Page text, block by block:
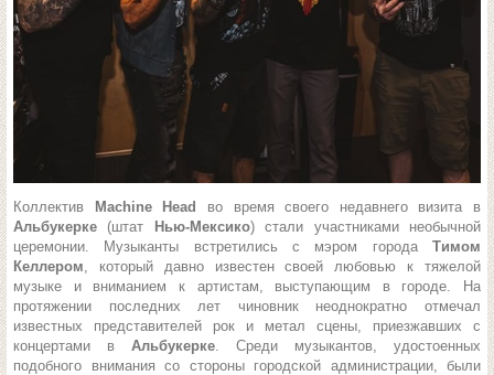
Коллектив Machine Head во время своего недавнего визита в
Альбукерке (штат Нью-Мексико) стали участниками необычной
церемонии. Музыканты встретились с мэром города Тимом
Келлером, который давно известен своей любовью к тяжелой
музыке и вниманием к артистам, выступающим в городе. На
протяжении последних лет чиновник неоднократно отмечал
известных представителей рок и метал сцены, приезжавших с
концертами в Альбукерке. Среди музыкантов, удостоенных
подобного внимания со стороны городской администрации, были